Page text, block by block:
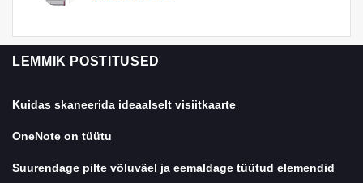
LEMMIK POSTITUSED
Kuidas skaneerida ideaalselt visiitkaarte
OneNote on tüütu
Suurendage pilte võluväel ja eemaldage tüütud elemendid